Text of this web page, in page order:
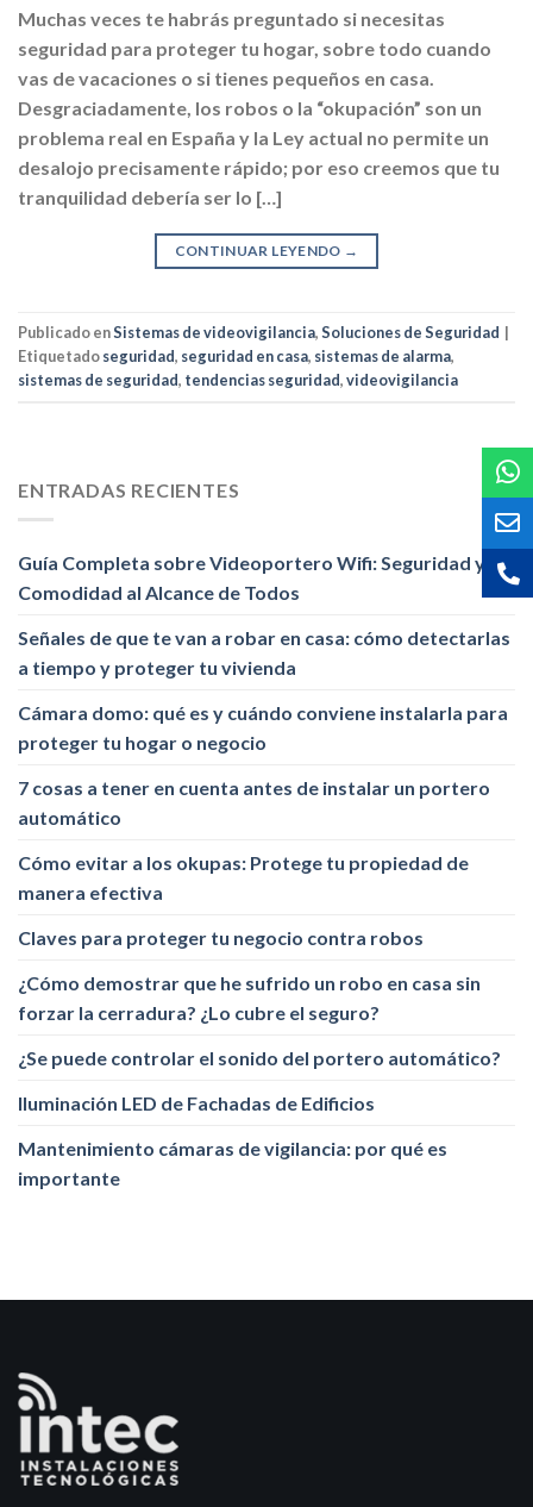
Muchas veces te habrás preguntado si necesitas
seguridad para proteger tu hogar, sobre todo cuando
vas de vacaciones o si tienes pequeños en casa.
Desgraciadamente, los robos o la “okupación” son un
problema real en España y la Ley actual no permite un
desalojo precisamente rápido; por eso creemos que tu
tranquilidad debería ser lo […]
CONTINUAR LEYENDO →
Publicado enSistemas de videovigilancia,Soluciones de Seguridad |
Etiquetadoseguridad, seguridad en casa, sistemas de alarma,
sistemas de seguridad, tendencias seguridad,videovigilancia
ENTRADAS RECIENTES
Guía Completa sobre Videoportero Wifi: Seguridad y
Comodidad al Alcance de Todos
Señales de que te van a robar en casa: cómo detectarlas
a tiempo y proteger tu vivienda
Cámara domo: qué es y cuándo conviene instalarla para
proteger tu hogar o negocio
7 cosas a tener en cuenta antes de instalar un portero
automático
Cómo evitar a los okupas: Protege tu propiedad de
manera efectiva
Claves para proteger tu negocio contra robos
¿Cómo demostrar que he sufrido un robo en casa sin
forzar la cerradura? ¿Lo cubre el seguro?
¿Se puede controlar el sonido del portero automático?
Iluminación LED de Fachadas de Edificios
Mantenimiento cámaras de vigilancia: por qué es
importante